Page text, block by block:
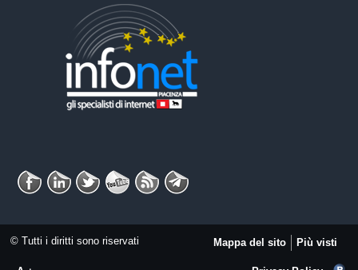
© Tutti i diritti sono riservati Mappa del sito Più visti